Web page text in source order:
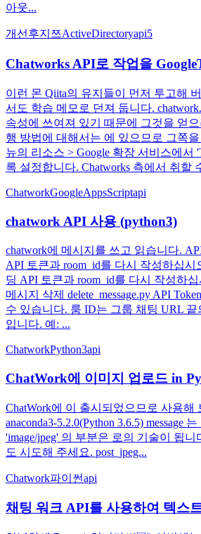
아웃...
개선후지쯔ActiveDirectoryapi5
Chatworks API로 작업을
이런 몬 Qiita의 유지들이 먼저 투고해
서도 학습 메모로 던져 둡니다.
속성에 쓰여져 있기 때문에 그것을 얻
행 방법에 대해서는 에 있으므로 그쪽
뉴의 리소스 > Google 확장 서비스에서
록 설정합니다. Chatworks 측에서 취할
ChatworkGoogleAppsScriptapi
chatwork API 사용 (python3)
chatwork에 메시지를 쓰고 읽습니다.
API 토큰과 room_id를 다시 작성하십시
딩 API 토큰과 room_id를 다시 작성하십
메시지 삭제 delete_message.py API
수 있습니다. 룸 ID는 그룹 채팅 URL
입니다. 예: ...
ChatworkPython3api
ChatWork에 이미지 업로드 in
ChatWork에 이 출시되었으므로 사용해
anaconda3-5.2.0(Python 3.6.5) message
'image/jpeg' 의 부분은 로의 기술이 됩
도 시도해 주세요. post_jpeg...
Chatwork파이썬api
채팅 워크 API를 사용하여 텍스